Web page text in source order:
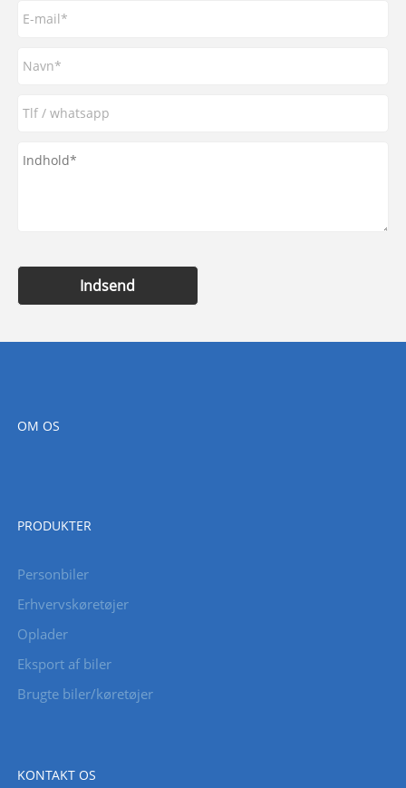
Indsend
OM OS
PRODUKTER
Personbiler
Erhvervskøretøjer
Oplader
Eksport af biler
Brugte biler/køretøjer
KONTAKT OS